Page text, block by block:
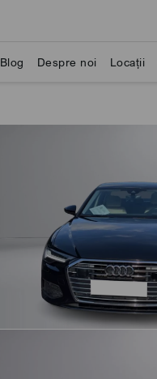
Blog Despre noi Locații